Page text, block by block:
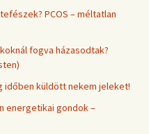
PCOS – méltatlan
fogva házasodtak?
időben küldött nekem jeleket!
energetikai gondok –